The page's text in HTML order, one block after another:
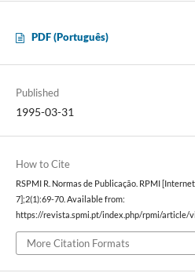
PDF (Português)
Published
1995-03-31
How to Cite
RSPMI R. Normas de Publicação. RPMI
7];2(1):69-70. Available from:
https://revista.spmi.pt/index.php/rpmi/article/
More Citation Formats